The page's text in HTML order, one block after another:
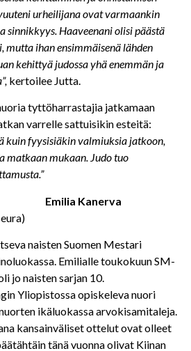
urheilijana ovat varmaankin
sinnikkyys. Haaveenani olisi päästä
mutta ihan ensimmäisenä lähden
kehittyä judossa yhä enemmän ja
kertoilee Jutta.
tyttöharrastajia jatkamaan
varrelle sattuisikin esteitä:
kuin fyysisiäkin valmiuksia jatkoon,
matkaan mukaan. Judo tuo
Emilia Kanerva
naisten Suomen Mestari
Emilialle toukokuun SM-
jo naisten sarjan 10.
Yliopistossa opiskeleva nuori
ikäluokassa arvokisamitaleja.
kansainväliset ottelut ovat olleet
tänä vuonna olivat Kiinan